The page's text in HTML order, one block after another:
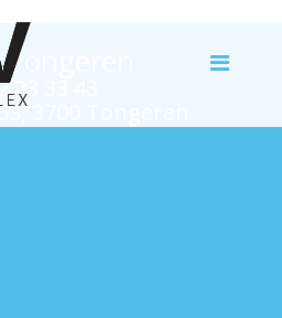
23 33 43
3700 Tongeren